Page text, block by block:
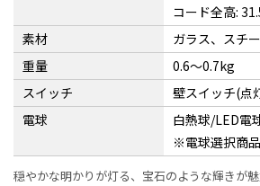
コード全高:
素材
ガラス、スチ
重量
0.6〜0.7kg
スイッチ
壁スイッチ(点
電球
白熱球/LED電
※電球選択商品
穏やかな明かりが灯る、宝石のような輝きが魅